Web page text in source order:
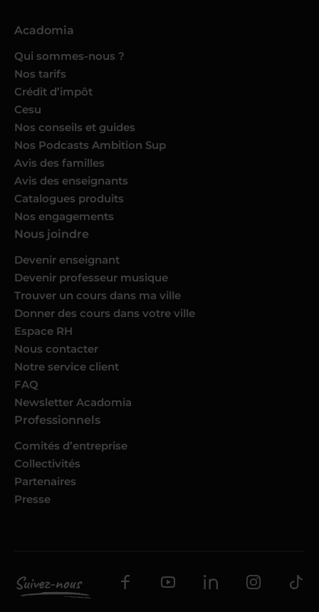
Acadomia
Qui sommes-nous ?
Nos tarifs
Crédit d’impôt
Cesu
Nos conseils et guides
Nos Podcasts Ambition Sup
Avis des familles
Avis des enseignants
Catalogues produits
Nos engagements
Nous joindre
Devenir enseignant
Devenir professeur musique
Trouver un cours dans ma ville
Donner des cours dans votre ville
Espace RH
Nous contacter
Notre service client
FAQ
Newsletter Acadomia
Professionnels
Comités d’entreprise
Collectivités
Partenaires
Presse